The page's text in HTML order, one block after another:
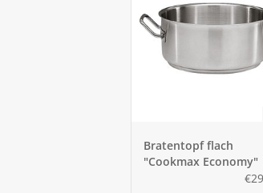
Bratentopf flach
"Cookmax Economy"